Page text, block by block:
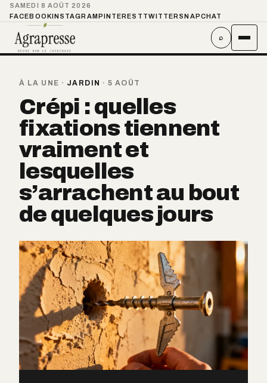
SAMEDI 8 AOÛT 2026
FACEBOOKINSTAGRAMPINTEREST TWITTER SNAPCHAT
⌕
À LA UNE · JARDIN · 5 AOÛT
Crépi : quelles
fixations tiennent
vraiment et
lesquelles
s’arrachent au bout
de quelques jours